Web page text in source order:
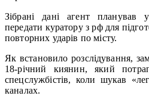
Зібрані дані агент планував
передати куратору з рф для
повторних ударів по місту.
Як встановило розслідування,
18-річний киянин, який
спецслужбістів, коли шукав
каналах.